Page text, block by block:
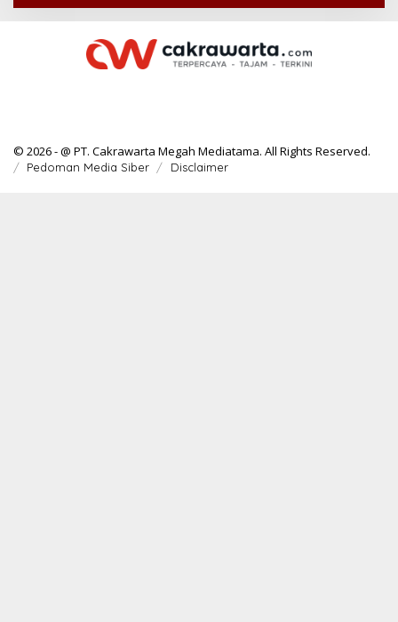
© 2026 - @ PT. Cakrawarta Megah Mediatama. All Rights Reserved.
Pedoman Media Siber Disclaimer